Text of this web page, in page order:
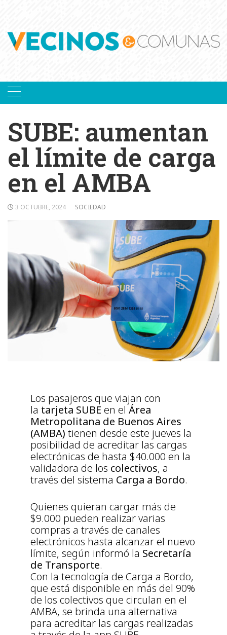
SUBE: aumentan
el límite de carga
en el AMBA
3 OCTUBRE, 2024 SOCIEDAD
Los pasajeros que viajan con
la tarjeta SUBE en el Área
Metropolitana de Buenos Aires
(AMBA) tienen desde este jueves la
posibilidad de acreditar las cargas
electrónicas de hasta $40.000 en la
validadora de los colectivos, a
través del sistema Carga a Bordo.
Quienes quieran cargar más de
$9.000 pueden realizar varias
compras a través de canales
electrónicos hasta alcanzar el nuevo
límite, según informó la Secretaría
de Transporte.
Con la tecnología de Carga a Bordo,
que está disponible en más del 90%
de los colectivos que circulan en el
AMBA, se brinda una alternativa
para acreditar las cargas realizadas